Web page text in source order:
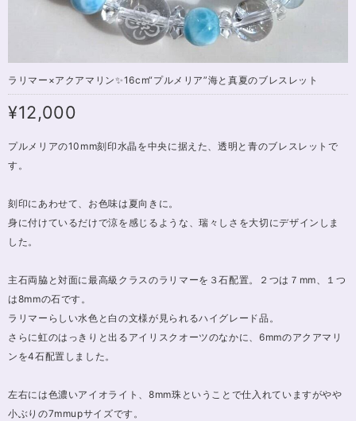
ラリマー×アクアマリン✨16cm“プルメリア”海と真夏のブレスレット
¥12,000
プルメリアの10mm刻印水晶を中央に据えた、透明と青のブレスレットで
す。
刻印にあわせて、お色味は夏向きに。
身に付けているだけで涼を感じるような、瑞々しさを大切にデザインしま
した。
主石両脇と対面に最高級クラスのラリマーを３石配置。２つは７mm、１つ
は8mmの石です。
ラリマーらしい水色と白の文様が見られるハイグレード品。
さらに虹のはっきりと出るアイリスクオーツのなかに、6mmのアクアマリ
ンを4石配置しました。
左右には色濃いアイオライト、8mm珠ということで仕入れていますがやや
小ぶりの7mmupサイズです。